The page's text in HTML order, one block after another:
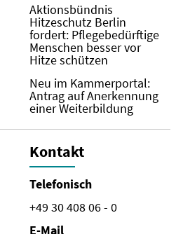
Aktionsbündnis
Hitzeschutz Berlin
fordert: Pflegebedürftige
Menschen besser vor
Hitze schützen
Neu im Kammerportal:
Antrag auf Anerkennung
einer Weiterbildung
Kontakt
Telefonisch
+49 30 408 06 - 0
E-Mail